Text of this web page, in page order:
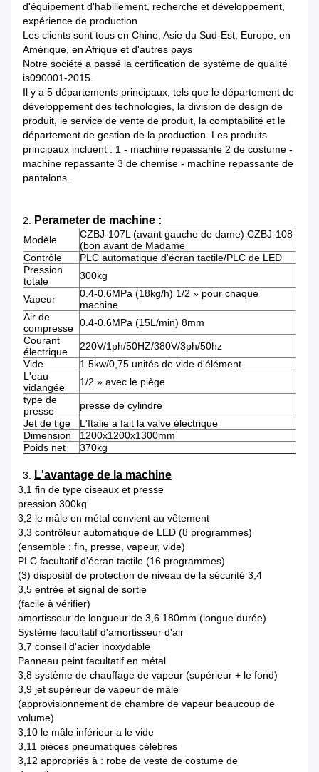
d'équipement d'habillement, recherche et développement,
expérience de production
Les clients sont tous en Chine, Asie du Sud-Est, Europe, en
Amérique, en Afrique et d'autres pays
Notre société a passé la certification de système de qualité
is090001-2015.
Il y a 5 départements principaux, tels que le département de
développement des technologies, la division de design de
produit, le service de vente de produit, la comptabilité et le
département de gestion de la production. Les produits
principaux incluent : 1 - machine repassante 2 de costume -
machine repassante 3 de chemise - machine repassante de
pantalons.
2. Perameter de machine :
Modèle
CZBJ-107L (avant gauche de dame) CZBJ-108
(bon avant de Madame
Contrôle
PLC automatique d'écran tactile/PLC de LED
Pression
totale
300kg
Vapeur
0.4-0.6MPa (18kg/h) 1/2 » pour chaque
machine
Air de
compresse 0.4-0.6MPa (15L/min) 8mm
Courant
électrique
220V/1ph/50HZ/380V/3ph/50hz
Vide
1.5kw/0,75 unités de vide d'élément
L'eau
vidangée
1/2 » avec le piège
type de
presse
presse de cylindre
Jet de tige
L'Italie a fait la valve électrique
Dimension
1200x1200x1300mm
Poids net
370kg
3. L'avantage de la machine
3,1 fin de type ciseaux et presse
pression 300kg
3,2 le mâle en métal convient au vêtement
3,3 contrôleur automatique de LED (8 programmes)
(ensemble : fin, presse, vapeur, vide)
PLC facultatif d'écran tactile (16 programmes)
(3) dispositif de protection de niveau de la sécurité 3,4
3,5 entrée et signal de sortie
(facile à vérifier)
amortisseur de longueur de 3,6 180mm (longue durée)
Système facultatif d'amortisseur d'air
3,7 conseil d'acier inoxydable
Panneau peint facultatif en métal
3,8 système de chauffage de vapeur (supérieur + le fond)
3,9 jet supérieur de vapeur de mâle
(approvisionnement de chambre de vapeur beaucoup de
volume)
3,10 le mâle inférieur a le vide
3,11 pièces pneumatiques célèbres
3,12 appropriés à : robe de veste de costume de